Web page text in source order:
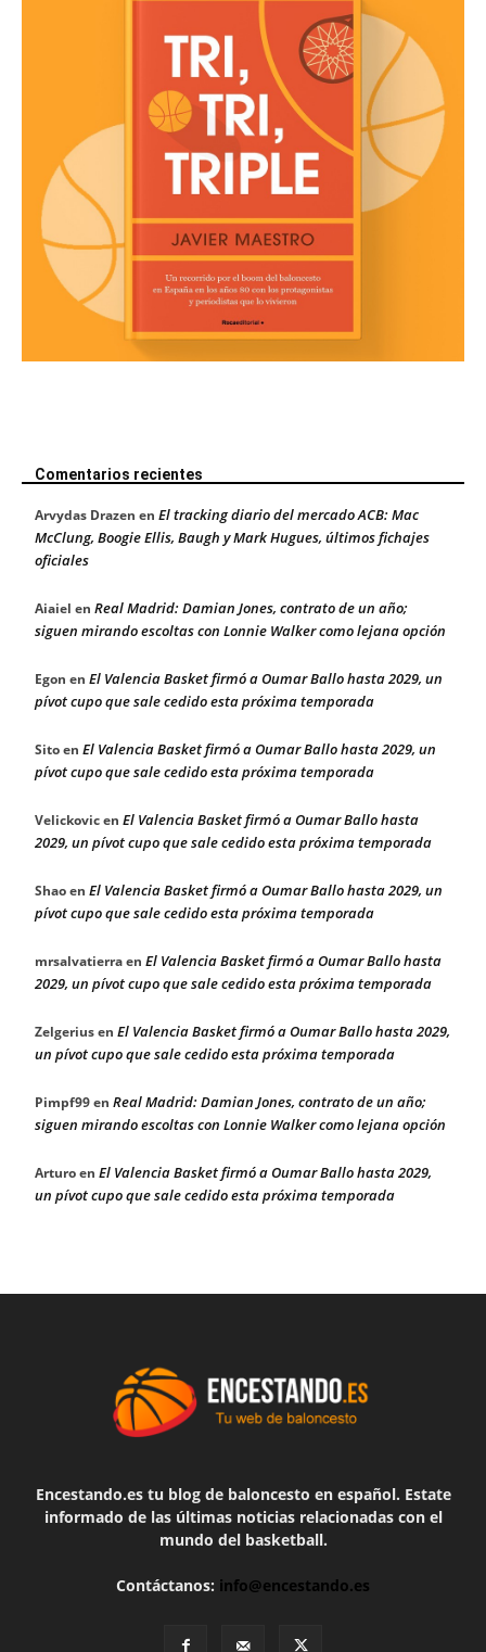
Comentarios recientes
Arvydas Drazen en El tracking diario del mercado ACB: Mac
McClung, Boogie Ellis, Baugh y Mark Hugues, últimos fichajes
oficiales
Aiaiel en Real Madrid: Damian Jones, contrato de un año;
siguen mirando escoltas con Lonnie Walker como lejana opción
Egon en El Valencia Basket firmó a Oumar Ballo hasta 2029, un
pívot cupo que sale cedido esta próxima temporada
Sitoen El Valencia Basket firmó a Oumar Ballo hasta 2029, un
pívot cupo que sale cedido esta próxima temporada
Velickovicen El Valencia Basket firmó a Oumar Ballo hasta
2029, un pívot cupo que sale cedido esta próxima temporada
Shaoen El Valencia Basket firmó a Oumar Ballo hasta 2029, un
pívot cupo que sale cedido esta próxima temporada
mrsalvatierraen El Valencia Basket firmó a Oumar Ballo hasta
2029, un pívot cupo que sale cedido esta próxima temporada
Zelgeriusen El Valencia Basket firmó a Oumar Ballo hasta 2029,
un pívot cupo que sale cedido esta próxima temporada
Pimpf99en Real Madrid: Damian Jones, contrato de un año;
siguen mirando escoltas con Lonnie Walker como lejana opción
Arturoen El Valencia Basket firmó a Oumar Ballo hasta 2029,
un pívot cupo que sale cedido esta próxima temporada
Encestando.es tu blog de baloncesto en español. Estate
informado de las últimas noticias relacionadas con el
mundo del basketball.
Contáctanos: info@encestando.es